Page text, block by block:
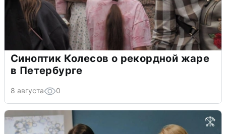
Синоптик Колесов о рекордной жаре
в Петербурге
8 августа 0